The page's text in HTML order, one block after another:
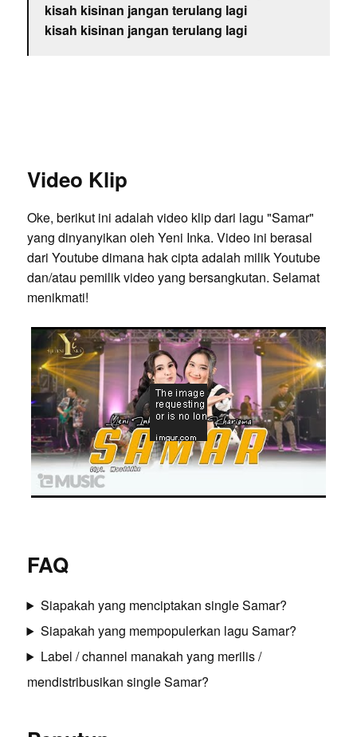
kisah kisinan jangan terulang lagi
kisah kisinan jangan terulang lagi
Video Klip
Oke, berikut ini adalah video klip dari lagu "Samar"
yang dinyanyikan oleh Yeni Inka. Video ini berasal
dari Youtube dimana hak cipta adalah milik Youtube
dan/atau pemilik video yang bersangkutan. Selamat
menikmati!
FAQ
Siapakah yang menciptakan single Samar?
Siapakah yang mempopulerkan lagu Samar?
Label / channel manakah yang merilis /
mendistribusikan single Samar?